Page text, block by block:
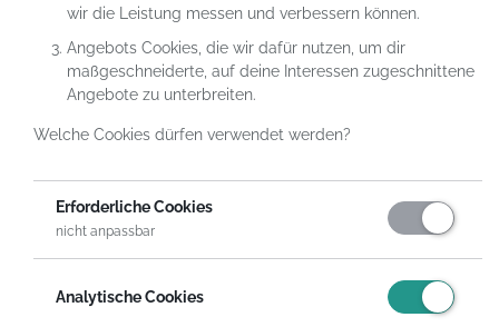
wir die Leistung messen und verbessern können.
Angebots Cookies, die wir dafür nutzen, um dir
maßgeschneiderte, auf deine Interessen zugeschnittene
Angebote zu unterbreiten.
Welche Cookies dürfen verwendet werden?
Erforderliche Cookies
nicht anpassbar
Analytische Cookies